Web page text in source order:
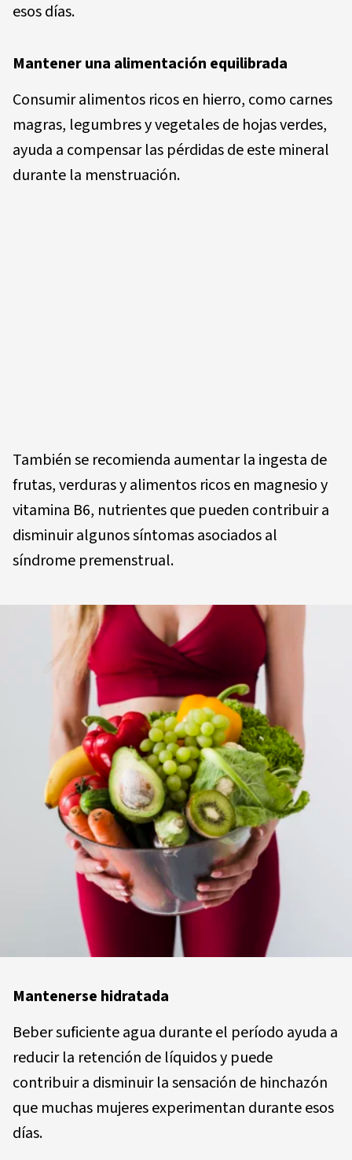
esos días.
Mantener una alimentación equilibrada
Consumir alimentos ricos en hierro, como carnes
magras, legumbres y vegetales de hojas verdes,
ayuda a compensar las pérdidas de este mineral
durante la menstruación.
También se recomienda aumentar la ingesta de
frutas, verduras y alimentos ricos en magnesio y
vitamina B6, nutrientes que pueden contribuir a
disminuir algunos síntomas asociados al
síndrome premenstrual.
Mantenerse hidratada
Beber suficiente agua durante el período ayuda a
reducir la retención de líquidos y puede
contribuir a disminuir la sensación de hinchazón
que muchas mujeres experimentan durante esos
días.